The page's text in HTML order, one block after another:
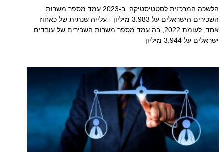
הלשכה המרכזית לסטטיסטיקה: ב-2023 עמד מספר משרות
השכירים הישראלים על 3.983 מיליון - עלייה שנתית של כאחוז
אחד, לעומת 2022, בה עמד מספר משרות השכירים של עובדים
ישראלים על 3.944 מיליון